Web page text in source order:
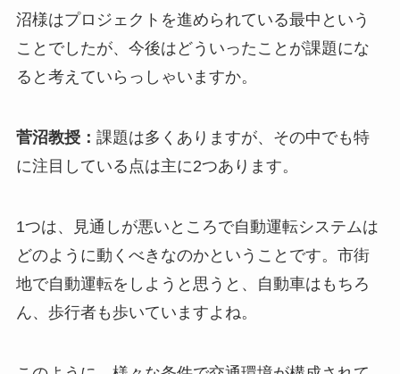
沼様はプロジェクトを進められている最中という
ことでしたが、今後はどういったことが課題にな
ると考えていらっしゃいますか。
菅沼教授： 課題は多くありますが、その中でも特
に注目している点は主に2つあります。
1つは、見通しが悪いところで自動運転システムは
どのように動くべきなのかということです。市街
地で自動運転をしようと思うと、自動車はもちろ
ん、歩行者も歩いていますよね。